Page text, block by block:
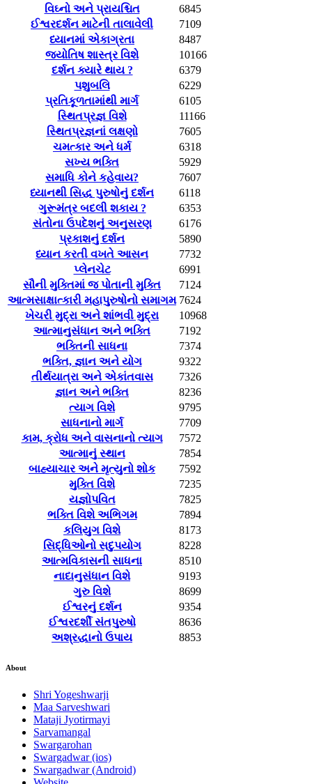
વિઘ્નો અને પ્રાયશ્ચિત
6845
ઈશ્વરદર્શન માટેની તાલાવેલી
7109
ધ્યાનમાં એકાગ્રતા
8487
જ્યોતિષ શાસ્ત્ર વિશે
10166
દર્શન ક્યારે થાય ?
6379
પશુબલિ
6229
પ્રતિકૂળતામાંથી માર્ગ
6105
સ્થિતપ્રજ્ઞ વિશે
11166
સ્થિતપ્રજ્ઞનાં લક્ષણો
7605
ચમત્કાર અને ધર્મ
6318
સખ્ય ભક્તિ
5929
સમાધિ કોને કહેવાય?
7607
ધ્યાનથી સિદ્ધ પુરુષોનું દર્શન
6118
ગુરૂમંત્ર બદલી શકાય ?
6353
સંતોના ઉપદેશનું અનુસરણ
6176
પ્રકાશનું દર્શન
5890
ધ્યાન કરતી વખતે આસન
7732
પ્લેનચેટ
6991
સૌની મુક્તિમાં જ પોતાની મુક્તિ
7124
આત્મસાક્ષાત્કારી મહાપુરુષોનો સમાગમ 7624
ખેચરી મુદ્રા અને શાંભવી મુદ્રા
10968
આત્માનુસંધાન અને ભક્તિ
7192
ભક્તિની સાધના
7374
ભક્તિ, જ્ઞાન અને યોગ
9322
તીર્થયાત્રા અને એકાંતવાસ
7326
જ્ઞાન અને ભક્તિ
8236
ત્યાગ વિશે
9795
સાધનાનો માર્ગ
7709
કામ, ક્રોધ અને વાસનાનો ત્યાગ
7572
આત્માનું સ્થાન
7854
બાહ્યાચાર અને મૃત્યુનો શોક
7592
મુક્તિ વિશે
7235
યજ્ઞોપવિત
7825
ભક્તિ વિશે અભિગમ
7894
કલિયુગ વિશે
8173
સિદ્ધિઓનો સદુપયોગ
8228
આત્મવિકાસની સાધના
8510
નાદાનુસંધાન વિશે
9193
ગુરુ વિશે
8699
ઈશ્વરનું દર્શન
9354
ઈશ્વરદર્શી સંતપુરુષો
8636
અશ્રદ્ધાનો ઉપાય
8853
About
Shri Yogeshwarji
Maa Sarveshwari
Mataji Jyotirmayi
Sarvamangal
Swargarohan
Swargadwar (ios)
Swargadwar (Android)